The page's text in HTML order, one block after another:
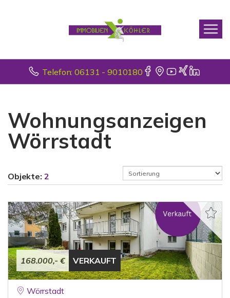
Telefon: 06131 - 9010180
Wohnungsanzeigen
Wörrstadt
Objekte: 2
168.000,- € VERKAUFT
Wörrstadt